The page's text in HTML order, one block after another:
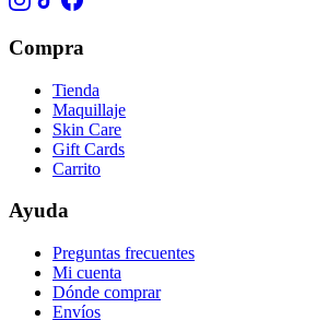
Compra
Tienda
Maquillaje
Skin Care
Gift Cards
Carrito
Ayuda
Preguntas frecuentes
Mi cuenta
Dónde comprar
Envíos